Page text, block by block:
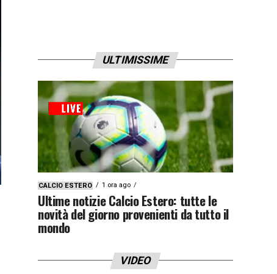
ULTIMISSIME
CALCIO ESTERO 1 ora ago
Ultime notizie Calcio Estero: tutte le
novità del giorno provenienti da tutto il
mondo
VIDEO